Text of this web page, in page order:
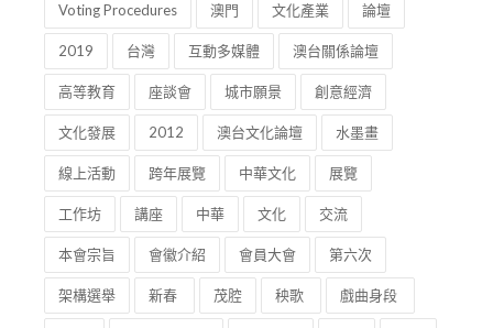
Voting Procedures 澳門 文化產業 論壇
2019 台灣 互動多媒體 澳台關係論壇
高等教育 座談會 城市願景 創意經濟
文化發展 2012 澳台文化論壇 水墨畫
線上活動 跨年展覽 中華文化 展覽
工作坊 講座 中華 文化 交流
本會宗旨 會徽介紹 會員大會 第六次
架構選舉 新春 茂腔 秧歌 戲曲身段